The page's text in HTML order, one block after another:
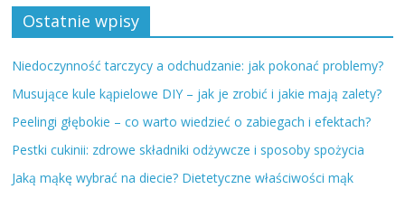
Ostatnie wpisy
Niedoczynność tarczycy a odchudzanie: jak pokonać problemy?
Musujące kule kąpielowe DIY – jak je zrobić i jakie mają zalety?
Peelingi głębokie – co warto wiedzieć o zabiegach i efektach?
Pestki cukinii: zdrowe składniki odżywcze i sposoby spożycia
Jaką mąkę wybrać na diecie? Dietetyczne właściwości mąk